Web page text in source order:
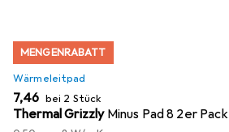
MENGENRABATT
Wärmeleitpad
EUR
7,46 bei 2 Stück
Thermal Grizzly Minus Pad 8 2er Pack